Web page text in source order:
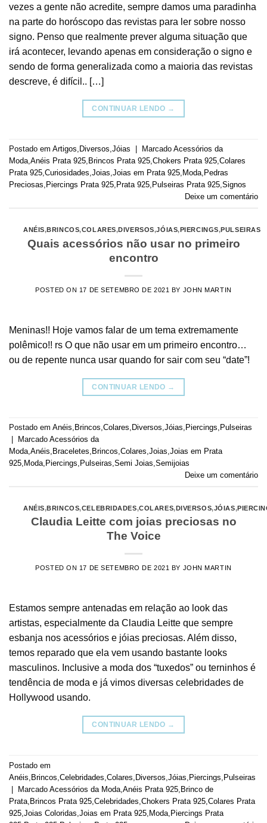
vezes a gente não acredite, sempre damos uma paradinha
na parte do horóscopo das revistas para ler sobre nosso
signo. Penso que realmente prever alguma situação que
irá acontecer, levando apenas em consideração o signo e
sendo de forma generalizada como a maioria das revistas
descreve, é difícil.. […]
CONTINUAR LENDO →
Postado em Artigos, Diversos,Jóias Marcado Acessórios da
Moda,Anéis Prata 925, Brincos Prata 925,Chokers Prata 925,Colares
Prata 925,Curiosidades,Joias,Joias em Prata 925, Moda, Pedras
Preciosas, Piercings Prata 925, Prata 925, Pulseiras Prata 925,Signos
Deixe um comentário
ANÉIS,BRINCOS,COLARES,DIVERSOS,JÓIAS,PIERCINGS,PULSEIRAS
Quais acessórios não usar no primeiro
encontro
POSTED ON 17 DE SETEMBRO DE 2021 BY JOHN MARTIN
Meninas!! Hoje vamos falar de um tema extremamente
polêmico!! rs O que não usar em um primeiro encontro…
ou de repente nunca usar quando for sair com seu “date”!
CONTINUAR LENDO →
Postado em Anéis Brincos Colares Diversos Jóias Piercings Pulseiras
Marcado Acessórios da
Moda Anéis Braceletes Brincos Colares Joias Joias em Prata
925 Moda Piercings Pulseiras Semi Joias Semijoias
Deixe um comentário
ANÉIS,BRINCOS,CELEBRIDADES,COLARES,DIVERSOS,JÓIAS,
Claudia Leitte com joias preciosas no
The Voice
POSTED ON 17 DE SETEMBRO DE 2021 BY JOHN MARTIN
Estamos sempre antenadas em relação ao look das
artistas, especialmente da Claudia Leitte que sempre
esbanja nos acessórios e jóias preciosas. Além disso,
temos reparado que ela vem usando bastante looks
masculinos. Inclusive a moda dos “tuxedos” ou terninhos é
tendência de moda e já vimos diversas celebridades de
Hollywood usando.
CONTINUAR LENDO →
Postado em
Anéis Brincos Celebridades Colares Diversos Jóias Piercings Pulseiras
| Marcado Acessórios da Moda Anéis Prata 925 Brinco de
Prata Brincos Prata 925 Celebridades Chokers Prata 925 Colares Prata
925 Joias Coloridas Joias em Prata 925 Moda Piercings Prata